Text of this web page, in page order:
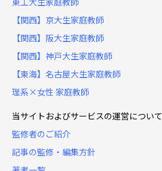
【関西】京大生家庭教師
【関西】阪大生家庭教師
【関西】神戸大生家庭教師
【東海】名古屋大生家庭教師
理系×女性 家庭教師
当サイトおよびサービスの運営について
監修者のご紹介
記事の監修・編集方針